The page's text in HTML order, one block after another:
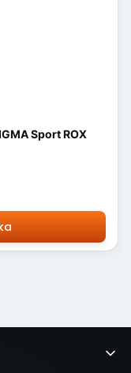
Sport ROX